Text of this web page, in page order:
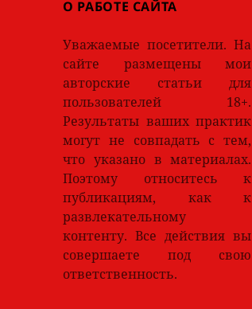
О РАБОТЕ САЙТА
Уважаемые посетители. На
сайте размещены мои
авторские статьи для
пользователей 18+.
Результаты ваших практик
могут не совпадать с тем,
что указано в материалах.
Поэтому относитесь к
публикациям, как к
развлекательному
контенту. Все действия вы
совершаете под свою
ответственность.